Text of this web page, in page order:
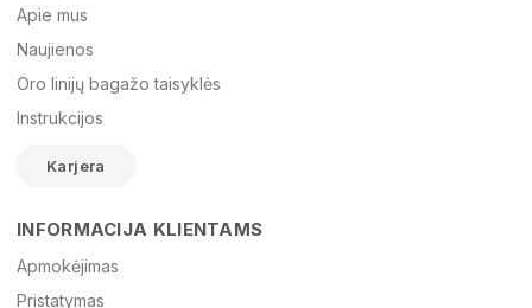
El. paštas
Žinutė
Apie mus
Naujienos
Oro linijų bagažo taisyklės
Instrukcijos
Karjera
INFORMACIJA KLIENTAMS
Apmokėjimas
Pristatymas